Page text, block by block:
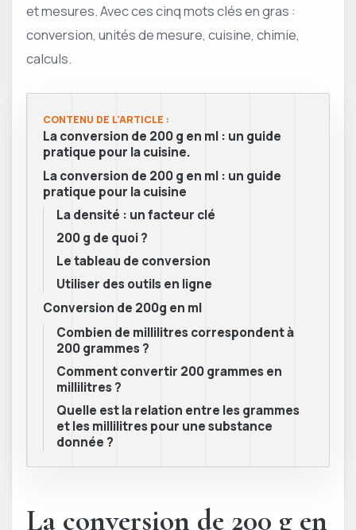
et mesures. Avec ces cinq mots clés en gras :
conversion, unités de mesure, cuisine, chimie,
calculs.
CONTENU DE L'ARTICLE :
La conversion de 200 g en ml : un guide
pratique pour la cuisine.
La conversion de 200 g en ml : un guide
pratique pour la cuisine
La densité : un facteur clé
200 g de quoi ?
Le tableau de conversion
Utiliser des outils en ligne
Conversion de 200g en ml
Combien de millilitres correspondent à
200 grammes ?
Comment convertir 200 grammes en
millilitres ?
Quelle est la relation entre les grammes
et les millilitres pour une substance
donnée ?
La conversion de 200 g en